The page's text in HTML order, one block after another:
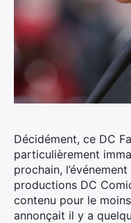
Décidément, ce DC
particulièrement
prochain,
productions DC
contenu pour le
annonçait il y a